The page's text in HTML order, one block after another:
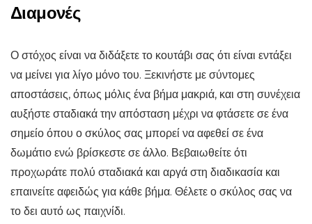
Διαμονές
Ο στόχος είναι να διδάξετε το κουτάβι σας ότι είναι εντάξει
να μείνει για λίγο μόνο του. Ξεκινήστε με σύντομες
αποστάσεις, όπως μόλις ένα βήμα μακριά, και στη συνέχεια
αυξήστε σταδιακά την απόσταση μέχρι να φτάσετε σε ένα
σημείο όπου ο σκύλος σας μπορεί να αφεθεί σε ένα
δωμάτιο ενώ βρίσκεστε σε άλλο. Βεβαιωθείτε ότι
προχωράτε πολύ σταδιακά και αργά στη διαδικασία και
επαινείτε αφειδώς για κάθε βήμα. Θέλετε ο σκύλος σας να
το δει αυτό ως παιχνίδι.